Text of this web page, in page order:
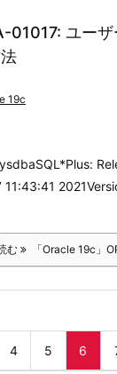
01017: ユー
19c
11:43:41
む 「Oracle 19c」
4 5 6